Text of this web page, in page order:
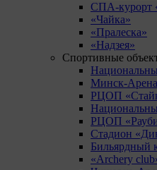
СПА-курорт
«Чайка»
«Пралеска»
«Надзея»
Спортивные
Минск-Арена
РЦОП
РЦОП
Стадион
Бильярдный
«Archery